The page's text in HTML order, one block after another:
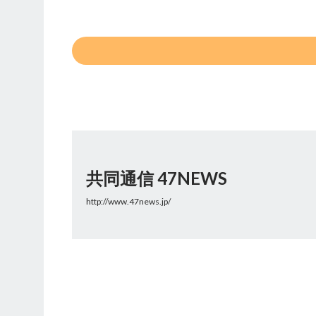
共同通信 47NEWS
http://www.47news.jp/